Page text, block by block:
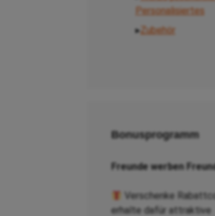
Personalisiertes
▸Zubehör
Bonusprogramm
Freunde werben
Verschenke
erhalte dafür attraktive